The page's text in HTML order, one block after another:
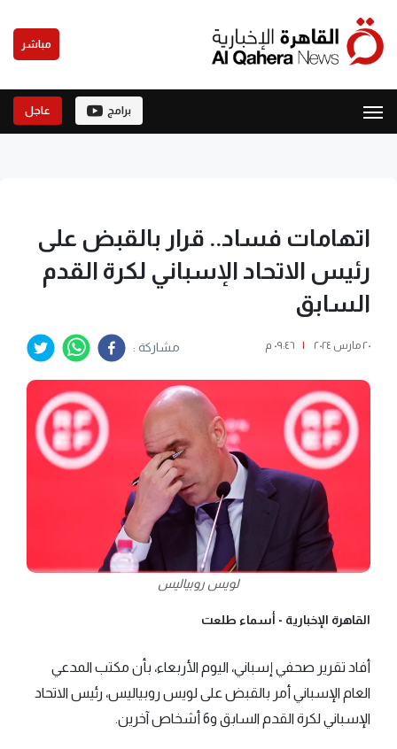
مباشر
برامج عاجل
اتهامات فساد.. قرار بالقبض على
رئيس الاتحاد الإسباني لكرة القدم
السابق
٢٠ مارس ٢٠٢٤ | ٠٩:٤٦ م مشاركة :
لويس روبياليس
القاهرة الإخبارية - أسماء طلعت
أفاد تقرير صحفي إسباني، اليوم الأربعاء، بأن مكتب المدعي
العام الإسباني أمر بالقبض على لويس روبياليس، رئيس الاتحاد
الإسباني لكرة القدم السابق و6 أشخاص آخرين.